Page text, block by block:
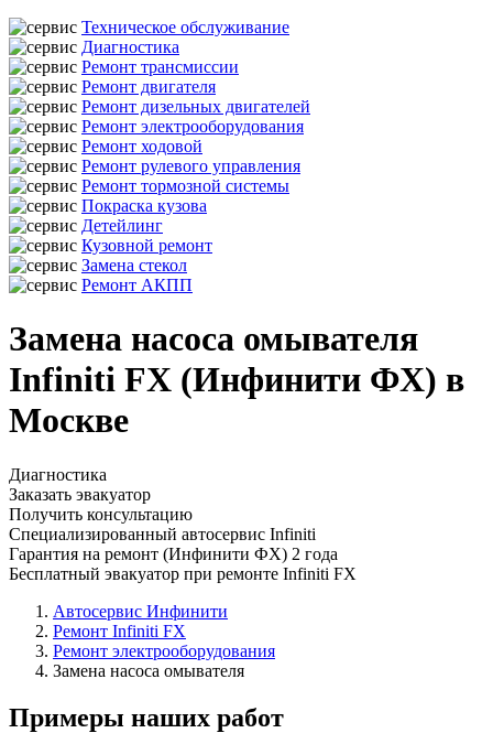
Техническое обслуживание
Диагностика
Ремонт трансмиссии
Ремонт двигателя
Ремонт дизельных двигателей
Ремонт электрооборудования
Ремонт ходовой
Ремонт рулевого управления
Ремонт тормозной системы
Покраска кузова
Детейлинг
Кузовной ремонт
Замена стекол
Ремонт АКПП
Замена насоса омывателя
Infiniti FX (Инфинити ФХ) в
Москве
Диагностика
Заказать эвакуатор
Получить консультацию
Специализированный автосервис Infiniti
Гарантия на ремонт (Инфинити ФХ) 2 года
Бесплатный эвакуатор при ремонте Infiniti FX
Автосервис Инфинити
Ремонт Infiniti FX
Ремонт электрооборудования
Замена насоса омывателя
Примеры наших работ